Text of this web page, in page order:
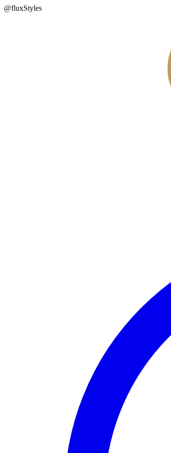
@fluxStyles